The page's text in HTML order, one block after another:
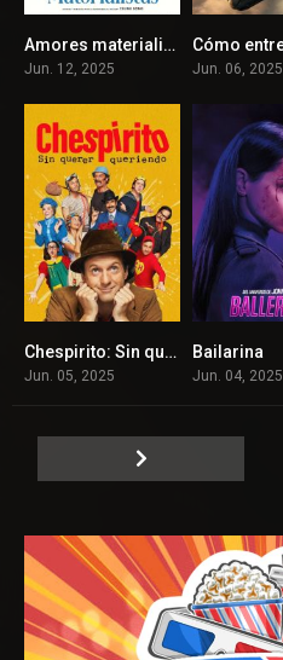
6.4Amores materialistas
Jun. 12, 2025 Jun. 06, 2025
7.874Chespirito: Sin querer queriendo
Jun. 05, 2025
Bailarina
Jun. 04, 2025